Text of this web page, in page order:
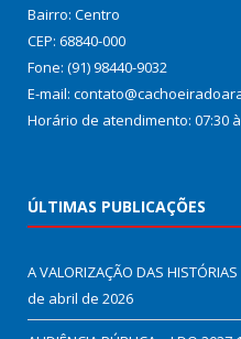
Bairro: Centro
CEP: 68840-000
Fone: (91) 98440-9032
E-mail:
Horário de atendimento: 07:30
ÚLTIMAS PUBLICAÇÕES
A VALORIZAÇÃO DAS
de abril de 2026